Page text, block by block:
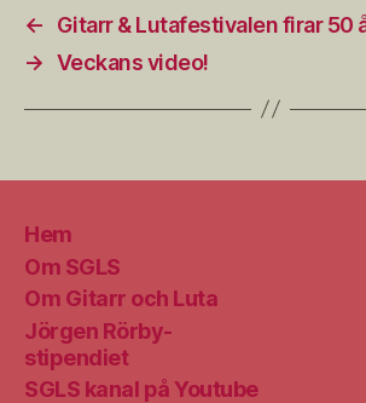
←
Gitarr & Lutafestivalen firar 50
→ Veckans video!
Hem
Om SGLS
Om Gitarr och Luta
Jörgen Rörby-
stipendiet
SGLS kanal på Youtube